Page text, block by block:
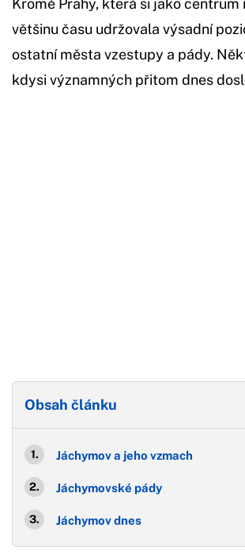
většinu času udržovala výsadní
ostatní města vzestupy a pády.
kdysi významných přitom dnes
Obsah článku
Jáchymov a jeho vzmach
Jáchymovské pády
Jáchymov dnes